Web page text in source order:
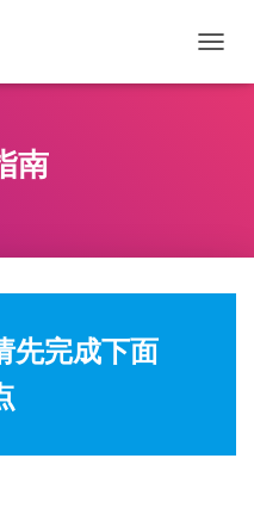
换
南
先完成下面